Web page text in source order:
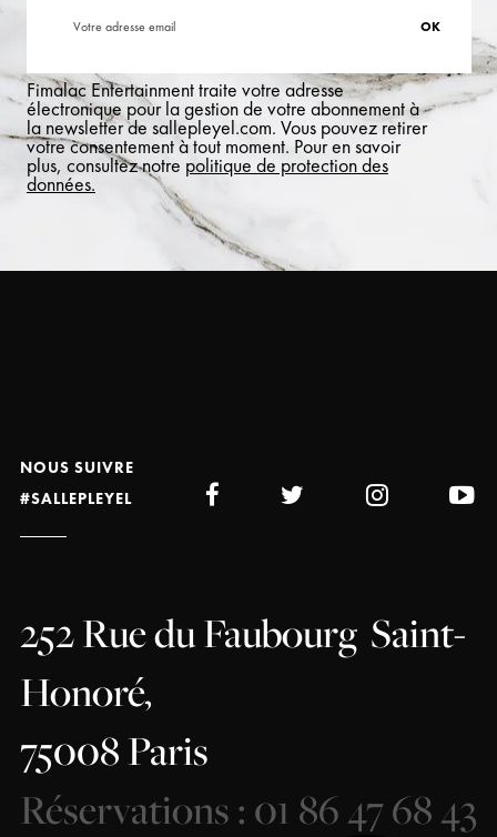
Fimalac Entertainment traite votre adresse
électronique pour la gestion de votre abonnement à
la newsletter de sallepleyel.com. Vous pouvez retirer
votre consentement à tout moment. Pour en savoir
plus, consultez notre politique de protection des
données.
NOUS SUIVRE
#SALLEPLEYEL
252 Rue du Faubourg Saint-
Honoré,
75008 Paris
Réservations : 01 86 47 68 43